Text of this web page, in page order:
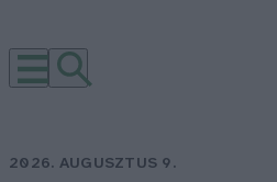
2026. AUGUSZTUS 9.